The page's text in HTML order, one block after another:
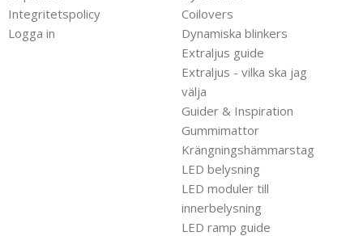
Integritetspolicy
Logga in
Coilovers
Dynamiska blinkers
Extraljus guide
Extraljus - vilka ska jag
välja
Guider & Inspiration
Gummimattor
Krängningshämmarstag
LED belysning
LED moduler till
innerbelysning
LED ramp guide